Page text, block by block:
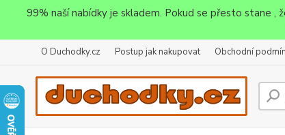
99% naší nabídky je skladem. Pokud se přesto stane
O Duchodky.cz Postup jak nakupovat Obchodní